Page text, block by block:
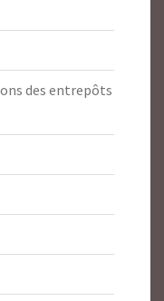
des entrepôts